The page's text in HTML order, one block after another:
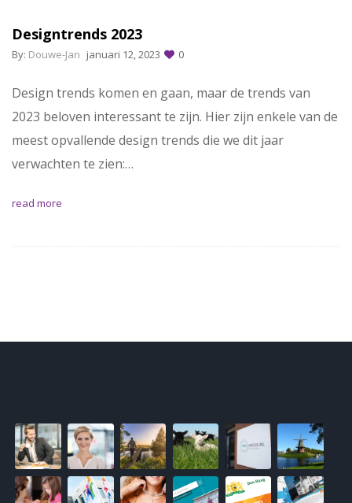
Designtrends 2023
By: Douwe-Jan januari 12, 2023 0
Design trends komen en gaan, maar de trends van
2023 beloven interessant te zijn. Hier zijn enkele van de
meest opvallende design trends die we dit jaar
verwachten te zien:…
read more